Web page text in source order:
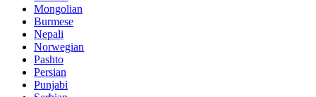
Mongolian
Burmese
Nepali
Norwegian
Pashto
Persian
Punjabi